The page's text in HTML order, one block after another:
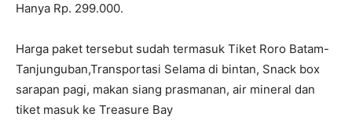
Hanya Rp. 299.000.
Harga paket tersebut sudah termasuk Tiket Roro Batam-
Tanjunguban,Transportasi Selama di bintan, Snack box
sarapan pagi, makan siang prasmanan, air mineral dan
tiket masuk ke Treasure Bay